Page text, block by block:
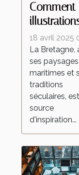
Comment
inspirées
Bretagne
célèbrent la
culture
régionale
18 avril 2025
La Bretagne,
ses paysages
maritimes et
traditions
séculaires,
source
d'inspiration...